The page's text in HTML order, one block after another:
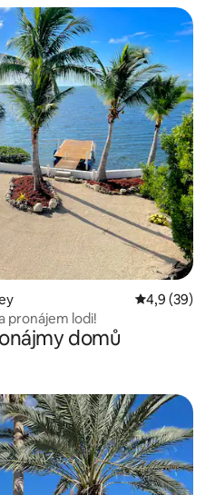
Průměrné
4,9 (39)
pronájem lodi!
domů
u hostů